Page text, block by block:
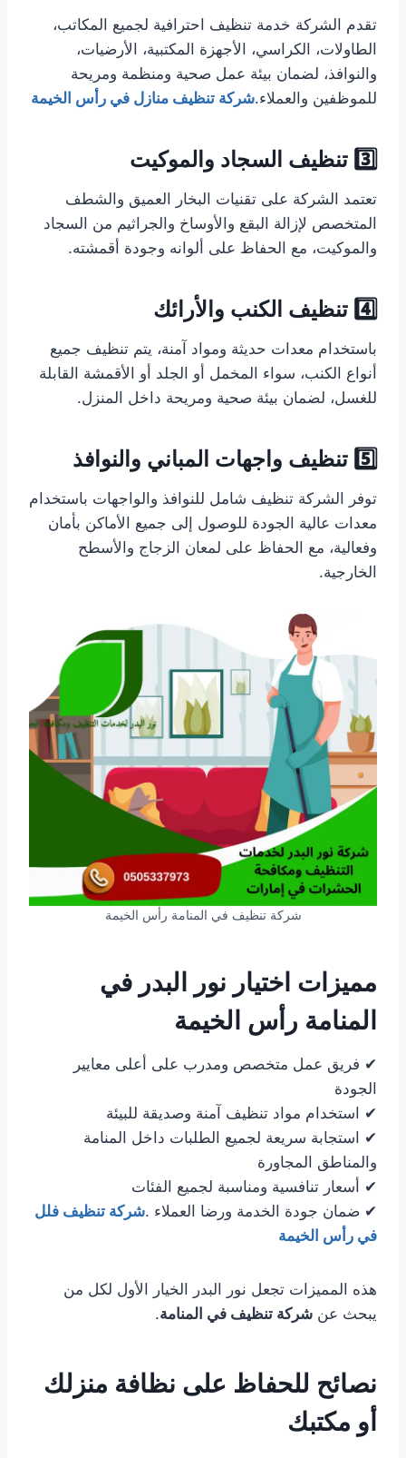
تقدم الشركة خدمة تنظيف احترافية لجميع المكاتب،
الطاولات، الكراسي، الأجهزة المكتبية، الأرضيات،
والنوافذ، لضمان بيئة عمل صحية ومنظمة ومريحة
للموظفين والعملاء.شركة تنظيف منازل في رأس الخيمة
3️⃣ تنظيف السجاد والموكيت
تعتمد الشركة على تقنيات البخار العميق والشطف
المتخصص لإزالة البقع والأوساخ والجراثيم من السجاد
والموكيت، مع الحفاظ على ألوانه وجودة أقمشته.
4️⃣ تنظيف الكنب والأرائك
باستخدام معدات حديثة ومواد آمنة، يتم تنظيف جميع
أنواع الكنب، سواء المخمل أو الجلد أو الأقمشة القابلة
للغسل، لضمان بيئة صحية ومريحة داخل المنزل.
5️⃣ تنظيف واجهات المباني والنوافذ
توفر الشركة تنظيف شامل للنوافذ والواجهات باستخدام
معدات عالية الجودة للوصول إلى جميع الأماكن بأمان
وفعالية، مع الحفاظ على لمعان الزجاج والأسطح
الخارجية.
شركة تنظيف في المنامة رأس الخيمة
مميزات اختيار نور البدر في
المنامة رأس الخيمة
✔ فريق عمل متخصص ومدرب على أعلى معايير
الجودة
✔ استخدام مواد تنظيف آمنة وصديقة للبيئة
✔ استجابة سريعة لجميع الطلبات داخل المنامة
والمناطق المجاورة
✔ أسعار تنافسية ومناسبة لجميع الفئات
✔ ضمان جودة الخدمة ورضا العملاء .شركة تنظيف فلل
في رأس الخيمة
هذه المميزات تجعل نور البدر الخيار الأول لكل من
يبحث عن شركة تنظيف في المنامة.
نصائح للحفاظ على نظافة منزلك
أو مكتبك